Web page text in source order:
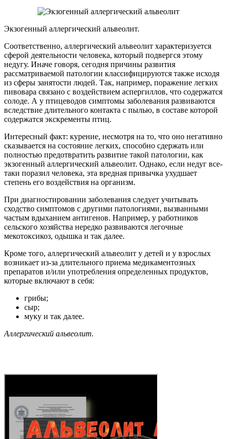
Экзогенный аллергический альвеолит.
Соответственно, аллергический альвеолит характеризуется
сферой деятельности человека, который подвергся этому
недугу. Иначе говоря, сегодня причины развития
рассматриваемой патологии классифицируются также исходя
из сферы занятости людей. Так, например, поражение легких
пивовара связано с воздействием аспергиллов, что содержатся
солоде. А у птицеводов симптомы заболевания развиваются
вследствие длительного контакта с пылью, в составе которой
содержатся экскременты птиц.
Интересный факт: курение, несмотря на то, что оно негативно
сказывается на состояние легких, способно сдержать или
полностью предотвратить развитие такой патологии, как
экзогенный аллергический альвеолит. Однако, если недуг все-
таки поразил человека, эта вредная привычка ухудшает
степень его воздействия на организм.
При диагностировании заболевания следует учитывать
сходство симптомов с другими патологиями, вызванными
частым вдыханием антигенов. Например, у работников
сельского хозяйства нередко развиваются легочные
мекотоксикоз, одышка и так далее.
Кроме того, аллергический альвеолит у детей и у взрослых
возникает из-за длительного приема медикаментозных
препаратов и/или употребления определенных продуктов,
которые включают в себя:
грибы;
сыр;
муку и так далее.
Аллергический альвеолит.